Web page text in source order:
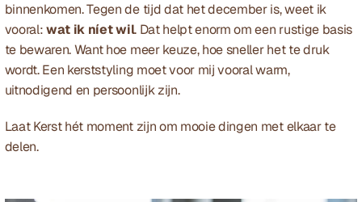
binnenkomen. Tegen de tijd dat het december is, weet ik
vooral: wat ik níet wil. Dat helpt enorm om een rustige basis
te bewaren. Want hoe meer keuze, hoe sneller het te druk
wordt. Een kerststyling moet voor mij vooral warm,
uitnodigend en persoonlijk zijn.
Laat Kerst hét moment zijn om mooie dingen met elkaar te
delen.